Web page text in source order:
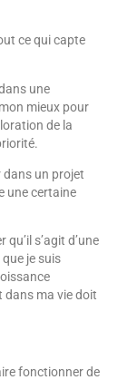
ce qui capte
une
mieux pour
de la
dans un projet
une certaine
s’agit d’une
je suis
dans ma vie doit
fonctionner de